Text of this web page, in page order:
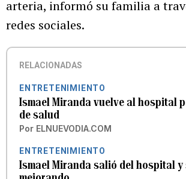
arteria, informó su familia a
redes sociales.
RELACIONADAS
ENTRETENIMIENTO
Ismael Miranda vuelve al hospital
de salud
Por ELNUEVODIA.COM
ENTRETENIMIENTO
Ismael Miranda salió del hospital y